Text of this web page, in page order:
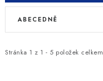
V
i
Stránka 1 z 1 - 5 položek celkem
Ř
e
ABECEDNĚ